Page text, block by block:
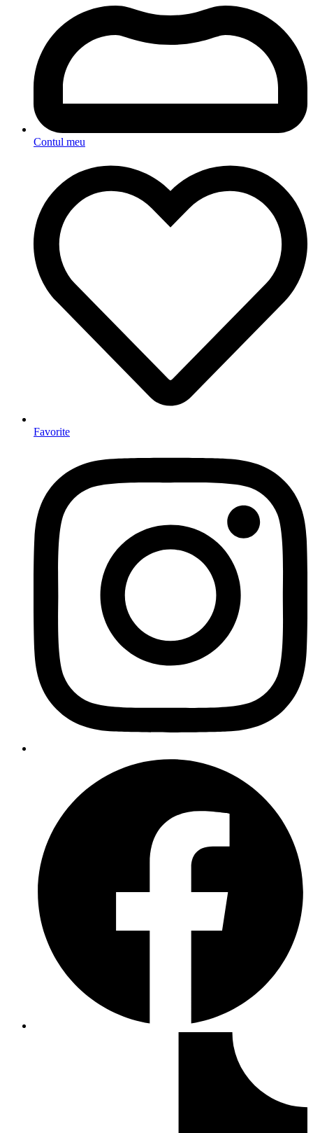
Contul meu
Favorite